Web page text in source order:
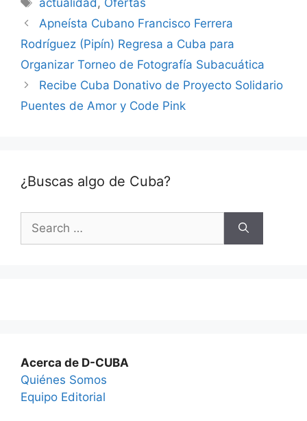
Apneísta Cubano Francisco Ferrera
Rodríguez (Pipín) Regresa a Cuba para
Organizar Torneo de Fotografía Subacuática
Recibe Cuba Donativo de Proyecto Solidario
Puentes de Amor y Code Pink
¿Buscas algo de Cuba?
for:
Acerca de D-CUBA
Quiénes Somos
Equipo Editorial